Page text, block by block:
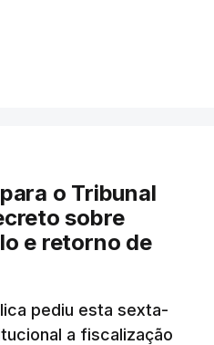
o Tribunal
sobre
e retorno de
pediu esta sexta-
a fiscalização